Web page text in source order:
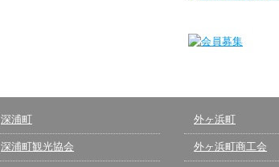
深浦町
深浦町観光協会
外ヶ浜町
外ヶ浜町商工会